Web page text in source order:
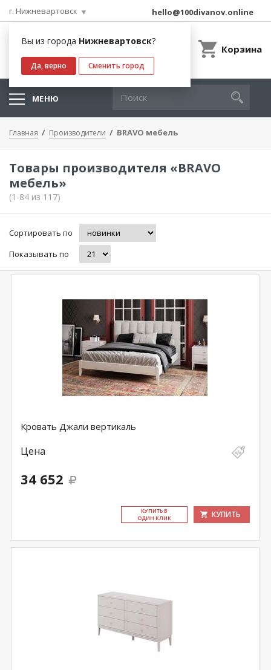
г. Нижневартовск
Вы из города Нижневартовск?
Да, верно Сменить город
hello@100divanov.online
Корзина
МЕНЮ
Главная Производители BRAVO мебель
Товары производителя «BRAVO
мебель»
(1-84 из 117)
Сортировать по
Показывать по
Кровать Джали вертикаль
Цена
34 652
КУ­ПИТЬ В
ОДИН КЛИК
КУПИТЬ